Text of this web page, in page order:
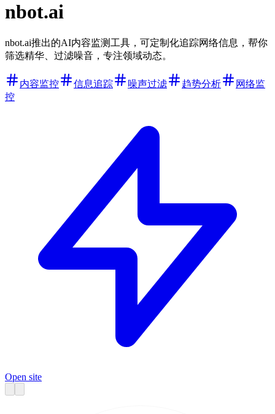
nbot.ai
nbot.ai推出的AI内容监测工具，可定制化追踪网络信息，帮你
筛选精华、过滤噪音，专注领域动态。
内容监控 信息追踪 噪声过滤 趋势分析
网络监
控
Open site